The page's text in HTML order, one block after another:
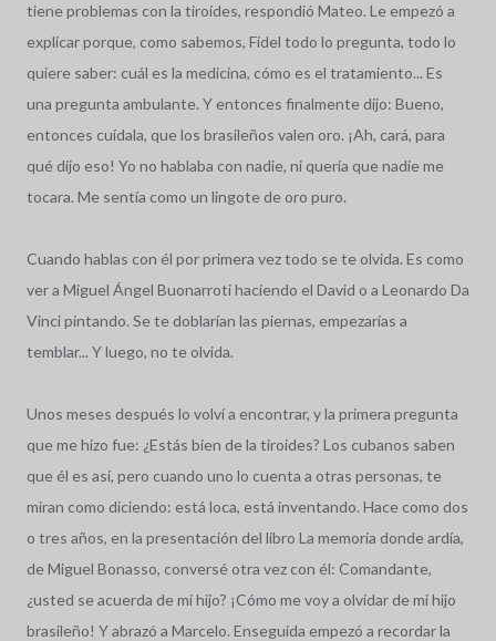
tiene problemas con la tiroides, respondió Mateo. Le empezó a
explicar porque, como sabemos, Fidel todo lo pregunta, todo lo
quiere saber: cuál es la medicina, cómo es el tratamiento... Es
una pregunta ambulante. Y entonces finalmente dijo: Bueno,
entonces cuídala, que los brasileños valen oro. ¡Ah, cará, para
qué dijo eso! Yo no hablaba con nadie, ni quería que nadie me
tocara. Me sentía como un lingote de oro puro.
Cuando hablas con él por primera vez todo se te olvida. Es como
ver a Miguel Ángel Buonarroti haciendo el David o a Leonardo Da
Vinci pintando. Se te doblarían las piernas, empezarías a
temblar... Y luego, no te olvida.
Unos meses después lo volví a encontrar, y la primera pregunta
que me hizo fue: ¿Estás bien de la tiroides? Los cubanos saben
que él es así, pero cuando uno lo cuenta a otras personas, te
miran como diciendo: está loca, está inventando. Hace como dos
o tres años, en la presentación del libro La memoria donde ardía,
de Miguel Bonasso, conversé otra vez con él: Comandante,
¿usted se acuerda de mi hijo? ¡Cómo me voy a olvidar de mi hijo
brasileño! Y abrazó a Marcelo. Enseguida empezó a recordar la